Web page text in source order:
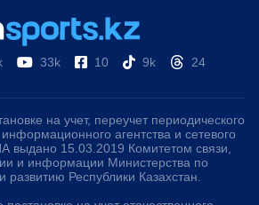
33k 10 9k 24
на учет, переучет периодического
агентства и сетевого
выдано 15.03.2019 Комитетом связи,
и информации Министерства по
развитию Республики Казахстан.